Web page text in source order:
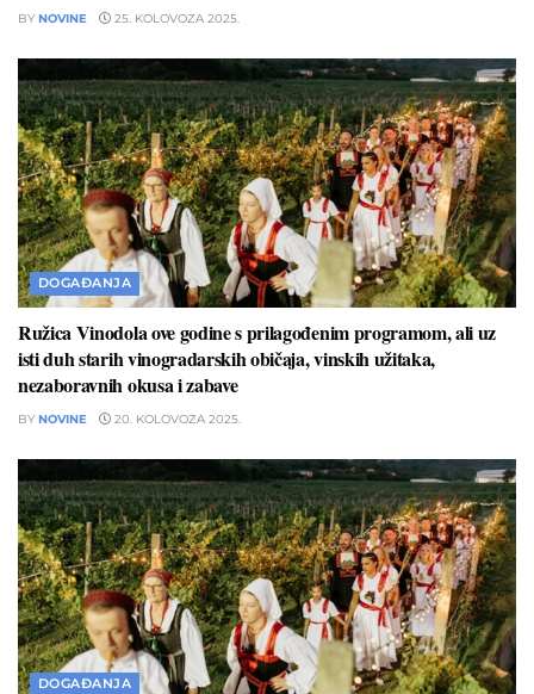
BY NOVINE 25. KOLOVOZA 2025.
DOGAĐANJA
Ružica Vinodola ove godine s prilagođenim programom, ali uz
isti duh starih vinogradarskih običaja, vinskih užitaka,
nezaboravnih okusa i zabave
BY NOVINE 20. KOLOVOZA 2025.
DOGAĐANJA